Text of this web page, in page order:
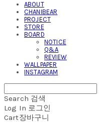
ABOUT
CHANIBEAR
PROJECT
STORE
BOARD
NOTICE
Q&A
REVIEW
WALLPAPER
INSTAGRAM
Search 검색
Log In 로그인
Cart장바구니